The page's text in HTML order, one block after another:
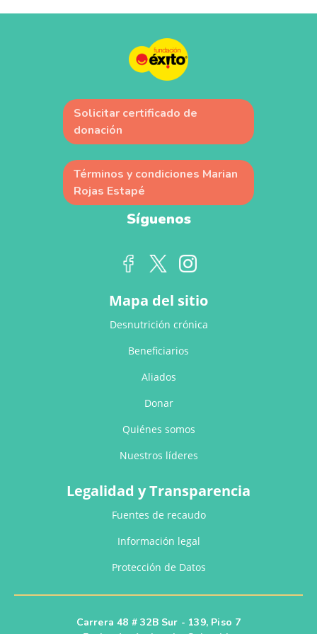
alimentos
Solicitar certificado de
donación
Términos y condiciones Marian
Rojas Estapé
Síguenos
Mapa del sitio
Desnutrición crónica
Beneficiarios
Aliados
Donar
Quiénes somos
Nuestros líderes
Legalidad y Transparencia
Fuentes de recaudo
Información legal
Protección de Datos
Carrera 48 # 32B Sur - 139, Piso 7